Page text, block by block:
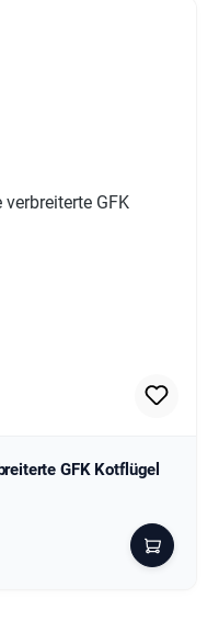
GFK Kotflügel